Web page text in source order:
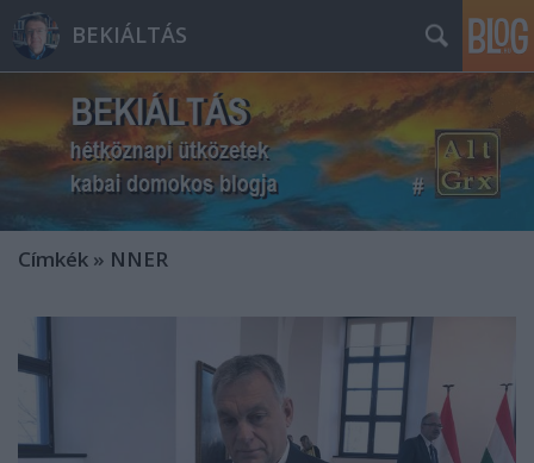
BEKIÁLTÁS
Címkék » NNER